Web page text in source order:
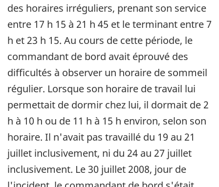
des horaires irréguliers, prenant son service
entre 17 h 15 à 21 h 45 et le terminant entre 7
h et 23 h 15. Au cours de cette période, le
commandant de bord avait éprouvé des
difficultés à observer un horaire de sommeil
régulier. Lorsque son horaire de travail lui
permettait de dormir chez lui, il dormait de 2
h à 10 h ou de 11 h à 15 h environ, selon son
horaire. Il n'avait pas travaillé du 19 au 21
juillet inclusivement, ni du 24 au 27 juillet
inclusivement. Le 30 juillet 2008, jour de